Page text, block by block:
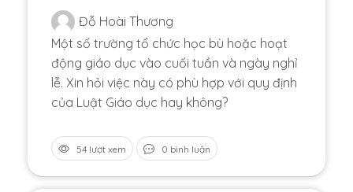
Đỗ Hoài Thương
Một số trường tổ chức học bù hoặc hoạt
động giáo dục vào cuối tuần và ngày nghỉ
lễ. Xin hỏi việc này có phù hợp với quy định
của Luật Giáo dục hay không?
54 lượt xem 0 bình luận